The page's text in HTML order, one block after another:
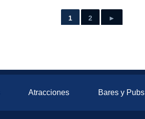
1 2 ►
Atracciones Bares y Pubs